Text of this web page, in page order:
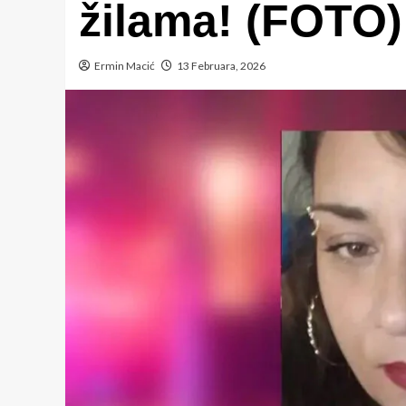
žilama! (FOTO)
Ermin Macić 13 Februara, 2026